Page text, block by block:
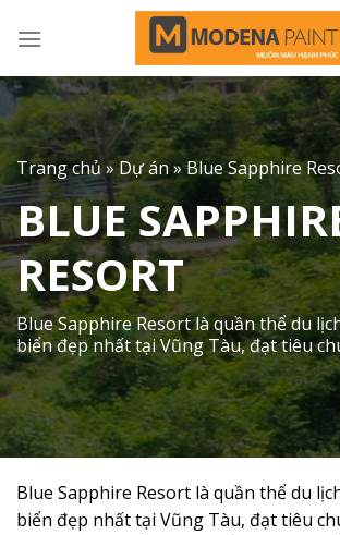
Trang chủ»Dự án»Blue Sapphire
BLUE
RESORT
Blue Sapphire Resort là quần thể du
biển đẹp nhất tại Vũng Tàu, đạt tiêu
là khu đô thị biểu trưng của Thành
thế kỷ 21. Một đô thị hiện đại với trung
ngành lớn của vùng, trung tâm thể
Blue Sapphire Resort là quần thể du
biển đẹp nhất tại Vũng Tàu, đạt tiêu